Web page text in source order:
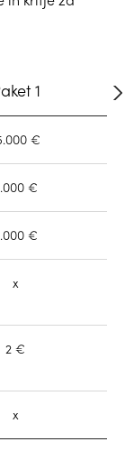
1
€
€
€
x
2 €
x